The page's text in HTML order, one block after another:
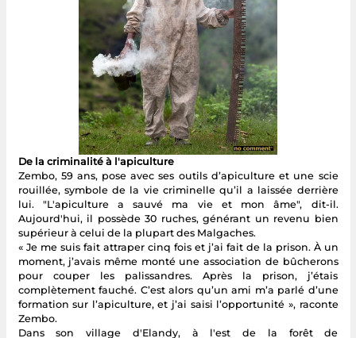
De la criminalité à l'apiculture
Zembo, 59 ans, pose avec ses outils d’apiculture et une scie
rouillée, symbole de la vie criminelle qu’il a laissée derrière
lui. "L'apiculture a sauvé ma vie et mon âme", dit-il.
Aujourd'hui, il possède 30 ruches, générant un revenu bien
supérieur à celui de la plupart des Malgaches.
« Je me suis fait attraper cinq fois et j’ai fait de la prison. À un
moment, j’avais même monté une association de bûcherons
pour couper les palissandres. Après la prison, j’étais
complètement fauché. C’est alors qu’un ami m’a parlé d’une
formation sur l’apiculture, et j’ai saisi l’opportunité », raconte
Zembo.
Dans son village d'Elandy, à l'est de la forêt de